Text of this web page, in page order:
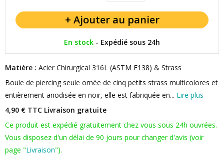
En stock - Expédié sous 24h
Matière : Acier Chirurgical 316L (ASTM F138) & Strass
Boule de piercing seule ornée de cinq petits strass multicolores et
entièrement anodisée en noir, elle est fabriquée en... Lire plus
4,90 € TTC Livraison gratuite
Ce produit est expédié gratuitement chez vous sous 24h ouvrées.
Vous disposez d'un délai de 90 jours pour changer d'avis (voir
page "Livraison").